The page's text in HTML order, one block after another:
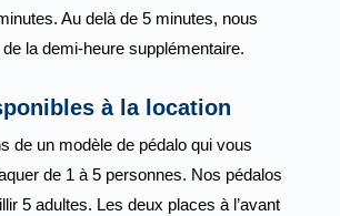
Au delà de 5 minutes, nous
la demi-heure supplémentaire.
à la location
de un modèle de pédalo qui vous
de 1 à 5 personnes. Nos pédalos
5 adultes. Les deux places à l’avant